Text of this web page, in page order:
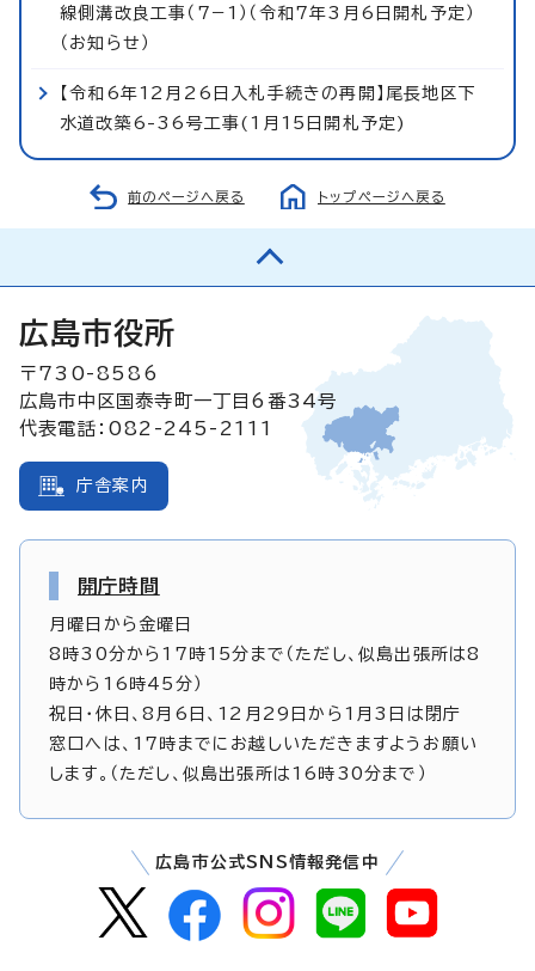
線側溝改良工事（7−1）（令和7年3月6日開札予定）
（お知らせ）
【令和6年12月26日入札手続きの再開】尾長地区下
水道改築6-36号工事(1月15日開札予定)
前のページへ戻る トップページへ戻る
広島市役所
〒730-8586
広島市中区国泰寺町一丁目6番34号
代表電話：082-245-2111
庁舎案内
開庁時間
月曜日から金曜日
8時30分から17時15分まで（ただし、似島出張所は8
時から16時45分）
祝日・休日、8月6日、12月29日から1月3日は閉庁
窓口へは、17時までにお越しいただきますようお願い
します。（ただし、似島出張所は16時30分まで）
広島市公式SNS情報発信中